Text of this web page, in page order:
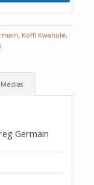
, Koffi Kwahulé,
Germain